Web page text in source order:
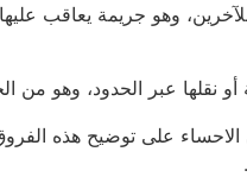
وهو جريمة يعاقب
أو نقلها عبر الحدود، وهو
على توضيح هذه الفروق